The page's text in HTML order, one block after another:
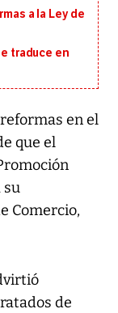
a la Ley de
traduce en
en el
que el
su
Comercio,
de